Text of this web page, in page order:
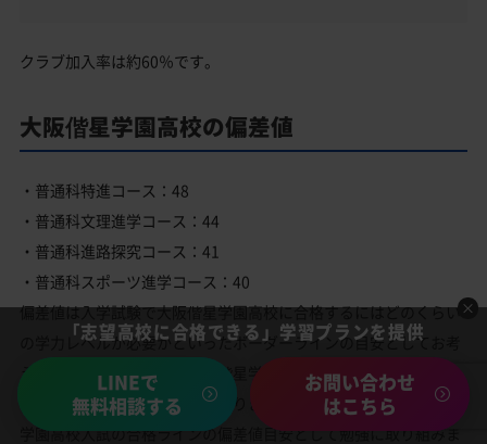
クラブ加入率は約60％です。
大阪偕星学園高校の偏差値
・普通科特進コース：48
・普通科文理進学コース：44
・普通科進路探究コース：41
・普通科スポーツ進学コース：40
偏差値は入学試験で大阪偕星学園高校に合格するにはどのくらい
の学力レベルが必要かといったボーダーラインの目安としてお考
えください。その年度の大阪偕星学園高校の入試の倍率や問題内
容によっても合格難易度は変わります。上記の偏差値を大阪偕星
学園高校入試の合格ラインの偏差値目安として勉強に取り組みま
「志望高校に合格できる」学習プランを提供
LINEで
無料相談する
お問い合わせ
はこちら